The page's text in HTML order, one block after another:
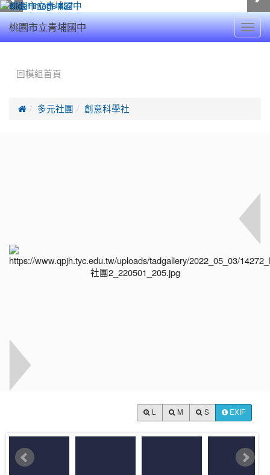
桃園市立青埔國中
回模組首頁
 多元社團 創意科學社
M S EXIF